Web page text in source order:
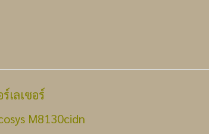
เลเซอร์
M8130cidn